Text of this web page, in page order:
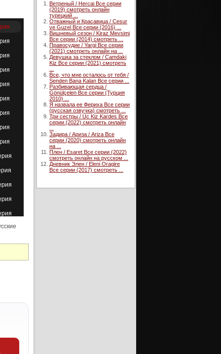
Ветреный / Hercai Все серии
(2019) смотреть онлайн
турецкий ...
Отважный и Красавица / Cesur
ve Guzel Все серии (2016) ...
Вишневый сезон / Kiraz Mevsimi
Все серии (2014) смотреть ...
Правосудие / Yargi Все серии
(2021) смотреть онлайн на ...
Девушка за стеклом / Camdaki
Kiz Все серии (2021) смотреть
Все, что мне осталось от тебя /
Senden Bana Kalan Все серии ...
Разбивающая сердца /
Gönülçelen Все серии (Турция
2010) ...
Я назвала ее Фериха Все серии
(русская озвучка) смотреть ...
Три сестры / Uc Kiz Kardes Все
серии (2022) смотреть онлайн
Задира / Ариза / Ariza Все
серии (2020) смотреть онлайн
на ...
Плен / Esaret Все серии (2022)
смотреть онлайн на русском ...
Дневник Элен / Eleni Oragire
Все серии (2017) смотреть ...